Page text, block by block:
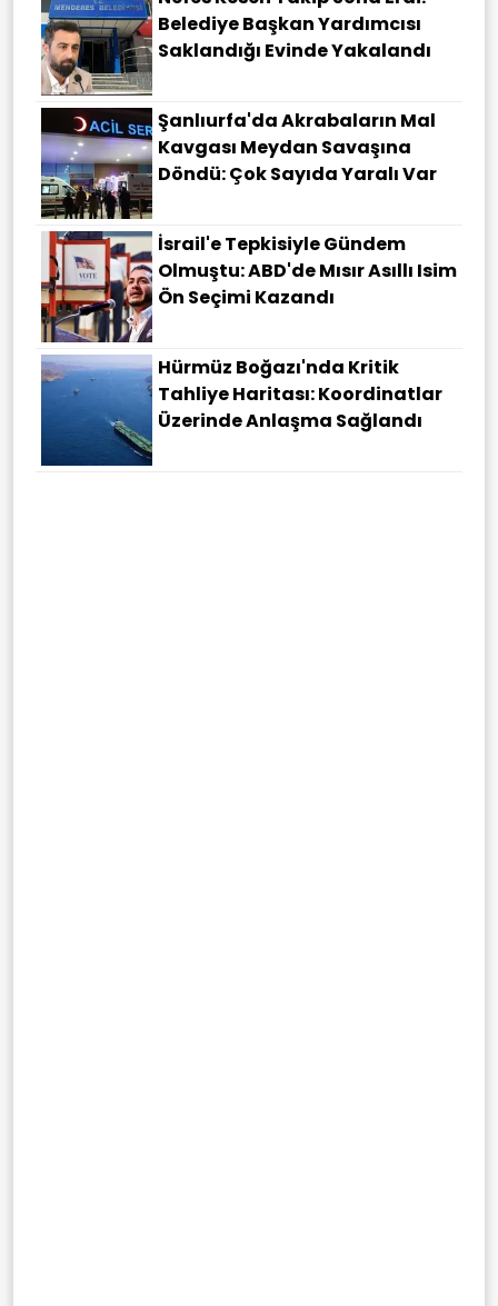
Belediye Başkan Yardımcısı
Saklandığı Evinde Yakalandı
Şanlıurfa'da Akrabaların Mal
Kavgası Meydan Savaşına
Döndü: Çok Sayıda Yaralı Var
İsrail'e Tepkisiyle Gündem
Olmuştu: ABD'de Mısır Asıllı Isim
Ön Seçimi Kazandı
Hürmüz Boğazı'nda Kritik
Tahliye Haritası: Koordinatlar
Üzerinde Anlaşma Sağlandı